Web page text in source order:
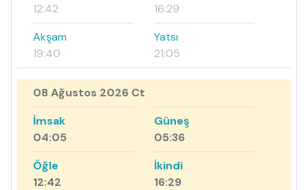
12:42
16:29
Akşam
19:40
Yatsı
21:05
08 Ağustos 2026 Ct
İmsak
04:05
Güneş
05:36
Öğle
12:42
İkindi
16:29